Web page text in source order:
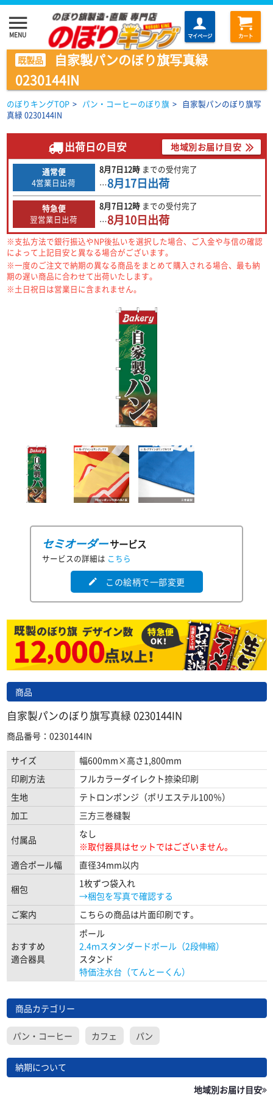
menu
MENU マイページ カート
既製品
自家製パンのぼり旗写真緑
0230144IN
のぼりキングTOP > パン・コーヒーのぼり旗 > 自家製パンのぼり旗写
真緑 0230144IN
出荷日の目安 地域別お届け目安
通常便
4営業日出荷
8月7日12時 までの受付完了
…8月17日出荷
特急便
翌営業日出荷
8月7日12時 までの受付完了
…8月10日出荷
※支払方法で銀行振込やNP後払いを選択した場合、ご入金や与信の確認
によって上記目安と異なる場合がございます。
※一度のご注文で納期の異なる商品をまとめて購入される場合、最も納
期の遅い商品に合わせて出荷いたします。
※土日祝日は営業日に含まれません。
セミオーダーサービス
サービスの詳細は こちら
edit この絵柄で一部変更
商品
自家製パンのぼり旗写真緑 0230144IN
商品番号：0230144IN
サイズ
幅600mm×高さ1,800mm
印刷方法
フルカラーダイレクト捺染印刷
生地
テトロンポンジ（ポリエステル100％）
加工
三方三巻縫製
付属品
なし
※取付器具はセットではございません。
適合ポール幅
直径34mm以内
梱包
1枚ずつ袋入れ
→梱包を写真で確認する
ご案内
こちらの商品は片面印刷です。
おすすめ
適合器具
ポール
2.4ｍスタンダードポール（2段伸縮）
スタンド
特価注水台（てんとーくん）
商品カテゴリー
パン・コーヒー カフェ パン
納期について
地域別お届け目安